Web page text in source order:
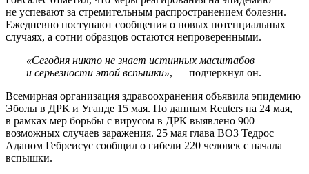
не успевают за стремительным распространением болезни.
Ежедневно поступают сообщения о новых потенциальных
случаях, а сотни образцов остаются непроверенными.
«Сегодня никто не знает истинных масштабов
и серьезности этой вспышки», — подчеркнул он.
Всемирная организация здравоохранения объявила эпидемию
Эболы в ДРК и Уганде 15 мая. По данным Reuters на 24 мая,
в рамках мер борьбы с вирусом в ДРК выявлено 900
возможных случаев заражения. 25 мая глава ВОЗ Тедрос
Аданом Гебреисус сообщил о гибели 220 человек с начала
вспышки.